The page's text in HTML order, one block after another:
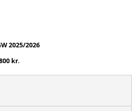
2025/2026
kr.